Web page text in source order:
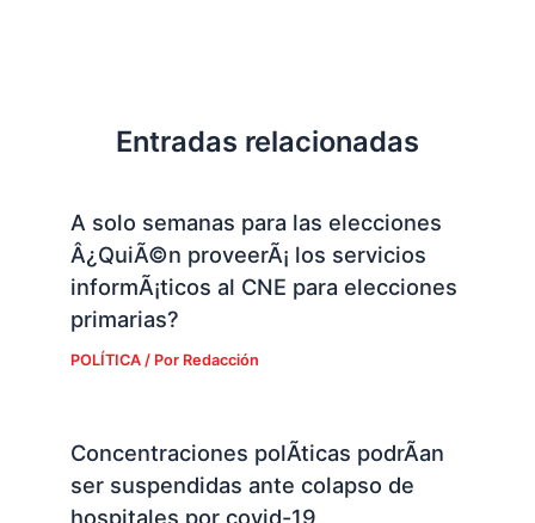
Entradas relacionadas
A solo semanas para las elecciones
Â¿QuiÃ©n proveerÃ¡ los servicios
informÃ¡ticos al CNE para elecciones
primarias?
POLÍTICA/ Por Redacción
Concentraciones polÃ­ticas podrÃ­an
ser suspendidas ante colapso de
hospitales por covid-19